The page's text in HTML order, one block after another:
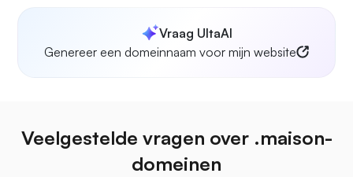
Vraag UltaAI
Genereer een domeinnaam voor mijn website
Veelgestelde vragen over .maison-
domeinen